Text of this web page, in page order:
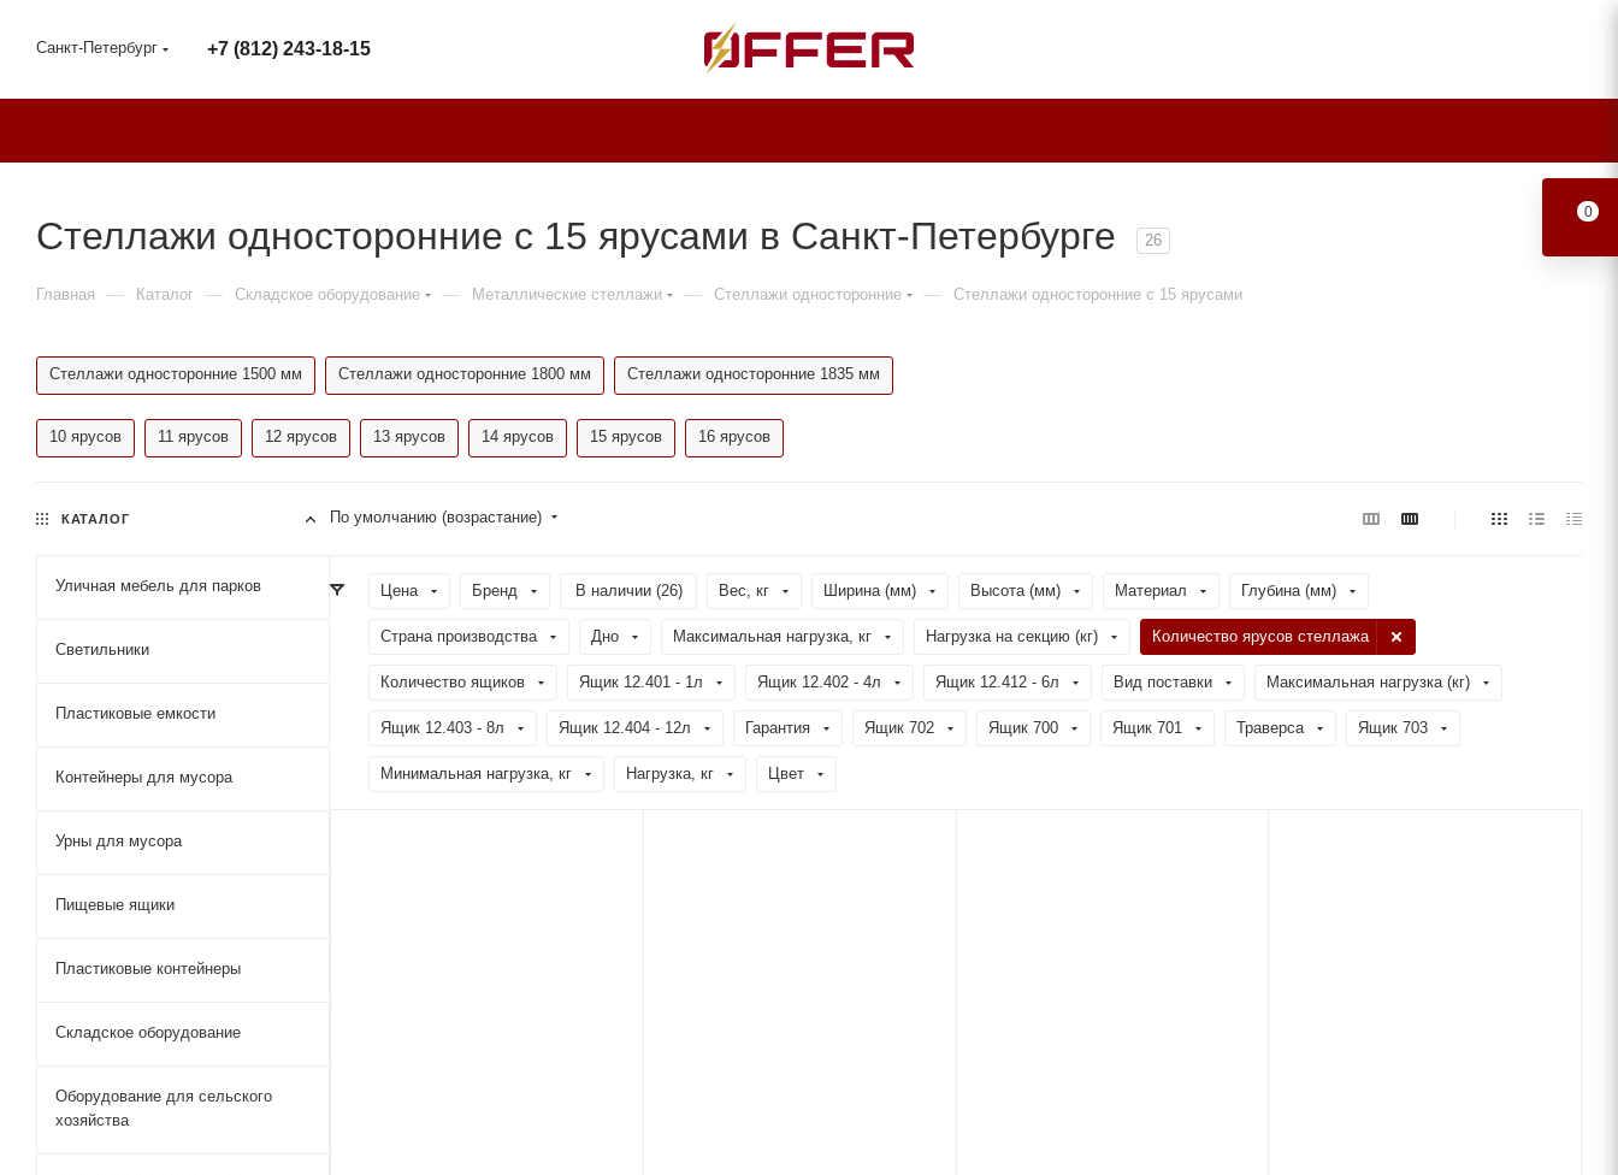
Санкт-Петербург +7 (812) 243-18-15
Стеллажи односторонние с 15 ярусами в Санкт-Петербурге 26
Главная — Каталог — Складское оборудование — Металлические стеллажи — Стеллажи односторонние — Стеллажи односторонние с 15 ярусами
Стеллажи односторонние 1500 мм Стеллажи односторонние 1800 мм Стеллажи односторонние 1835 мм
10 ярусов 11 ярусов 12 ярусов 13 ярусов 14 ярусов 15 ярусов 16 ярусов
По умолчанию (возрастание)
Цена Бренд В наличии (26) Вес, кг Ширина (мм) Высота (мм) Материал Глубина (мм)
Страна производства Дно Максимальная нагрузка, кг Нагрузка на секцию (кг) Количество ярусов стеллажа
Количество ящиков Ящик 12.401 - 1л Ящик 12.402 - 4л Ящик 12.412 - 6л Вид поставки Максимальная нагрузка (кг)
Ящик 12.403 - 8л Ящик 12.404 - 12л Гарантия Ящик 702 Ящик 700 Ящик 701 Траверса Ящик 703
Минимальная нагрузка, кг Нагрузка, кг Цвет
КАТАЛОГ
Уличная мебель для парков
Светильники
Пластиковые емкости
Контейнеры для мусора
Урны для мусора
Пищевые ящики
Пластиковые контейнеры
Складское оборудование
Оборудование для сельского
хозяйства
0